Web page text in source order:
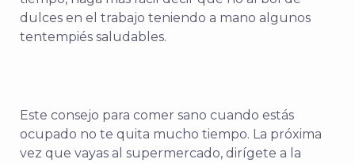
dulces en el trabajo teniendo a mano algunos
tentempiés saludables.
Este consejo para comer sano cuando estás
ocupado no te quita mucho tiempo. La próxima
vez que vayas al supermercado, dirígete a la